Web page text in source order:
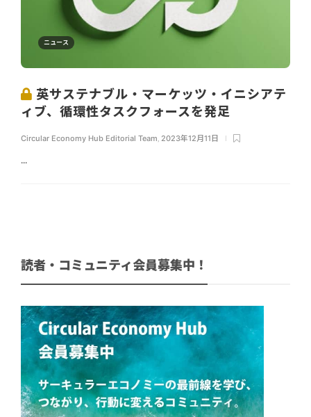
ニュース
英サステナブル・マーケッツ・イニシアテ
ィブ、循環性タスクフォースを発足
Circular Economy Hub Editorial Team, 2023年12月11日
...
読者・コミュニティ会員募集中！